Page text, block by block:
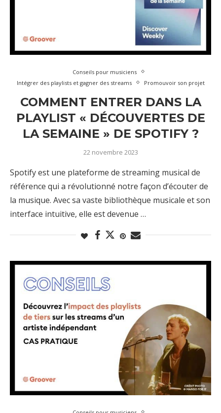
Conseils pour musiciens
Intégrer des playlists et gagner des streams
Promouvoir son projet
COMMENT ENTRER DANS LA
PLAYLIST « DÉCOUVERTES DE
LA SEMAINE » DE SPOTIFY ?
22 novembre 2023
Spotify est une plateforme de streaming musical de
référence qui a révolutionné notre façon d’écouter de
la musique. Avec sa vaste bibliothèque musicale et son
interface intuitive, elle est devenue …